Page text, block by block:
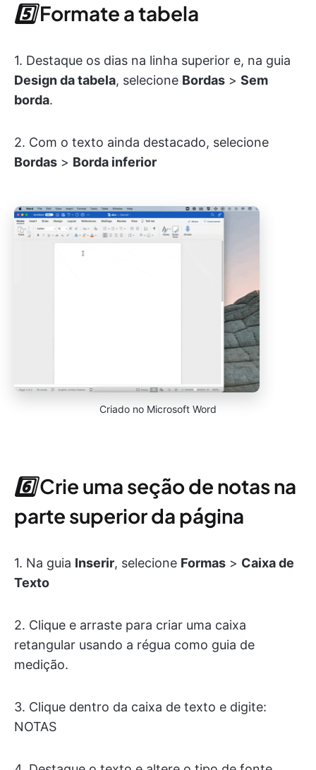
5️⃣Formate a tabela
1. Destaque os dias na linha superior e, na guia
Design da tabela, selecione Bordas > Sem
borda.
2. Com o texto ainda destacado, selecione
Bordas > Borda inferior
Criado no Microsoft Word
6️⃣Crie uma seção de notas na
parte superior da página
1. Na guia Inserir, selecione Formas > Caixa de
Texto
2. Clique e arraste para criar uma caixa
retangular usando a régua como guia de
medição.
3. Clique dentro da caixa de texto e digite:
NOTAS